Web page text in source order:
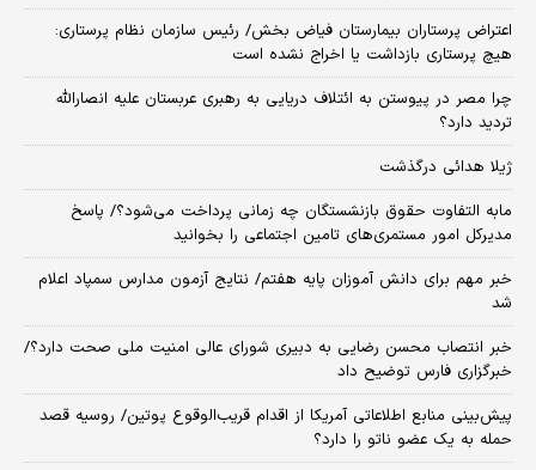
اعتراض پرستاران بیمارستان فیاض بخش/ رئیس سازمان نظام پرستاری:
هیچ پرستاری بازداشت یا اخراج نشده است
چرا مصر در پیوستن به ائتلاف دریایی به رهبری عربستان علیه انصارالله
تردید دارد؟
ژیلا هدائی درگذشت
مابه التفاوت حقوق بازنشستگان چه زمانی پرداخت می‌شود؟/ پاسخ
مدیرکل امور مستمری‌های تامین اجتماعی را بخوانید
خبر مهم برای دانش آموزان پایه هفتم/ نتایج آزمون مدارس سمپاد اعلام
شد
خبر انتصاب محسن رضایی به دبیری شورای عالی امنیت ملی صحت دارد؟/
خبرگزاری فارس توضیح داد
پیش‌بینی منابع اطلاعاتی آمریکا از اقدام قریب‌الوقوع پوتین/ روسیه قصد
حمله به یک عضو ناتو را دارد؟